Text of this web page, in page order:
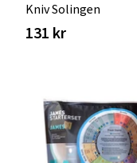
Kniv Solingen
131 kr